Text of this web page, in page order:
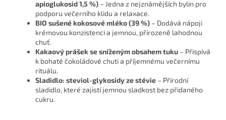
apioglukosid 1,5 %) – Jedna z nejznámějších bylin pro
podporu večerního klidu a relaxace.
BIO sušené kokosové mléko (39 %) – Dodává nápoji
krémovou konzistenci a jemnou, přirozeně lahodnou
chuť.
Kakaový prášek se sníženým obsahem tuku – Přispívá
k bohaté čokoládové chuti a příjemnému večernímu
rituálu.
Sladidlo: steviol-glykosidy ze stévie – Přírodní
sladidlo, které zajistí jemnou sladkost bez přidaného
cukru.